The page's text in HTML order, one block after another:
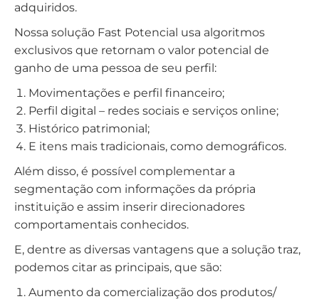
adquiridos.
Nossa solução Fast Potencial usa algoritmos
exclusivos que retornam o valor potencial de
ganho de uma pessoa de seu perfil:
Movimentações e perfil financeiro;
Perfil digital – redes sociais e serviços online;
Histórico patrimonial;
E itens mais tradicionais, como demográficos.
Além disso, é possível complementar a
segmentação com informações da própria
instituição e assim inserir direcionadores
comportamentais conhecidos.
E, dentre as diversas vantagens que a solução traz,
podemos citar as principais, que são:
Aumento da comercialização dos produtos/